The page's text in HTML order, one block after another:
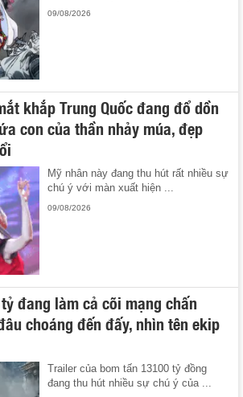
09/08/2026
khắp Trung Quốc đang đổ dồn
con của thần nhảy múa, đẹp
Mỹ nhân này đang thu hút rất nhiều sự
chú ý với màn xuất hiện ...
09/08/2026
đang làm cả cõi mạng chấn
choáng đến đấy, nhìn tên ekip
Trailer của bom tấn 13100 tỷ đồng
đang thu hút nhiều sự chú ý của ...